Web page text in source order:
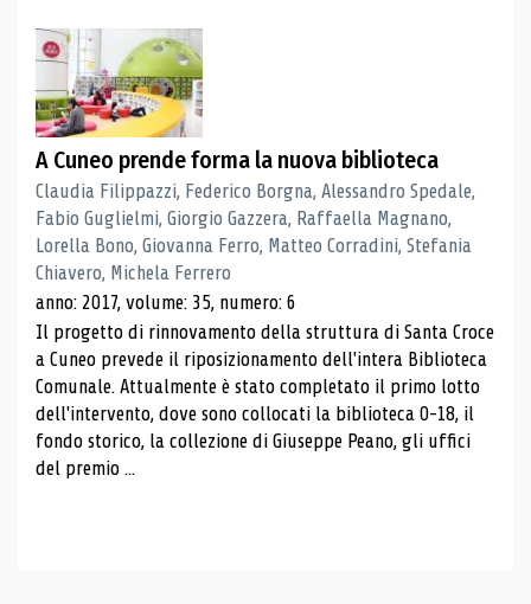
A Cuneo prende forma la nuova biblioteca
Claudia Filippazzi, Federico Borgna, Alessandro Spedale,
Fabio Guglielmi, Giorgio Gazzera, Raffaella Magnano,
Lorella Bono, Giovanna Ferro, Matteo Corradini, Stefania
Chiavero, Michela Ferrero
anno: 2017, volume: 35, numero: 6
Il progetto di rinnovamento della struttura di Santa Croce
a Cuneo prevede il riposizionamento dell'intera Biblioteca
Comunale. Attualmente è stato completato il primo lotto
dell'intervento, dove sono collocati la biblioteca 0-18, il
fondo storico, la collezione di Giuseppe Peano, gli uffici
del premio ...